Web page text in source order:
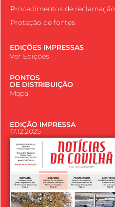
Procedimentos de reclamação
Proteção de fontes
EDIÇÕES IMPRESSAS
Ver Edições
PONTOS
DE DISTRIBUIÇÃO
Mapa
EDIÇÃO IMPRESSA
17.12.2025